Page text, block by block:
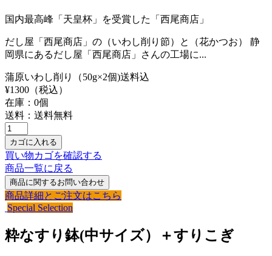
国内最高峰「天皇杯」を受賞した「西尾商店」
だし屋「西尾商店」の（いわし削り節）と（花かつお） 静
岡県にあるだし屋「西尾商店」さんの工場に...
蒲原いわし削り（50g×2個)送料込
¥1300 （税込）
在庫： 0個
送料：送料無料
買い物カゴを確認する
商品一覧に戻る
商品詳細とご注文はこちら
Special Selection
粋なすり鉢(中サイズ）＋すりこぎ